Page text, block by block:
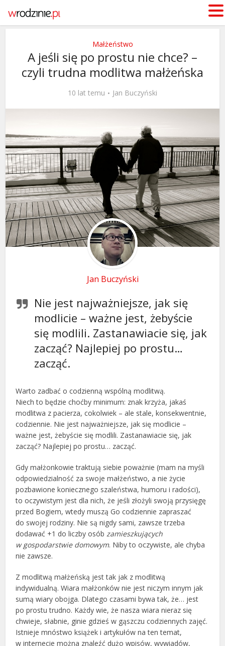
Małżeństwo
A jeśli się po prostu nie chce? –
czyli trudna modlitwa małżeńska
10 lat temu Jan Buczyński
Jan Buczyński
Nie jest najważniejsze, jak się
modlicie – ważne jest, żebyście
się modlili. Zastanawiacie się, jak
zacząć? Najlepiej po prostu…
zacząć.
Warto zadbać o codzienną wspólną modlitwą.
Niech to będzie choćby minimum: znak krzyża, jakaś
modlitwa z pacierza, cokolwiek – ale stale, konsekwentnie,
codziennie. Nie jest najważniejsze, jak się modlicie –
ważne jest, żebyście się modlili. Zastanawiacie się, jak
zacząć? Najlepiej po prostu… zacząć.
Gdy małżonkowie traktują siebie poważnie (mam na myśli
odpowiedzialność za swoje małżeństwo, a nie życie
pozbawione koniecznego szaleństwa, humoru i radości),
to oczywistym jest dla nich, że jeśli złożyli swoją przysięgę
przed Bogiem, wtedy muszą Go codziennie zapraszać
do swojej rodziny. Nie są nigdy sami, zawsze trzeba
dodawać +1 do liczby osóbzamieszkujących
w gospodarstwie domowym. Niby to oczywiste, ale chyba
nie zawsze.
Z modlitwą małżeńską jest tak jak z modlitwą
indywidualną. Wiara małżonków nie jest niczym innym jak
sumą wiary obojga. Dlatego czasami bywa tak, że… jest
po prostu trudno. Każdy wie, że nasza wiara nieraz się
chwieje, słabnie, ginie gdzieś w gąszczu codziennych zajęć.
Istnieje mnóstwo książek i artykułów na ten temat,
w internecie można znaleźć dużo wpisów, wywiadów,